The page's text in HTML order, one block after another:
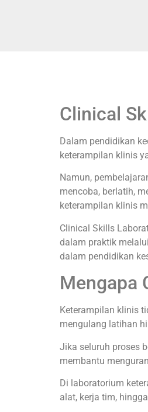
Clinical
Dalam pendidikan
keterampilan klinis
Namun,
mencoba, berlatih,
keterampilan klinis
Clinical Skills
dalam praktik
dalam pendidikan
Mengapa
Keterampilan klinis
mengulang latihan
Jika seluruh proses
membantu
Di laboratorium
alat, kerja tim,